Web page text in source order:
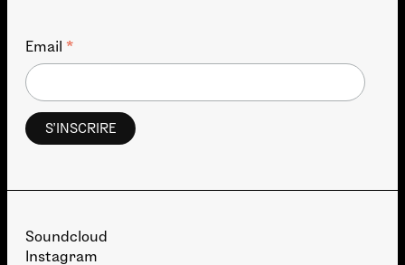
Email *
Soundcloud
Instagram